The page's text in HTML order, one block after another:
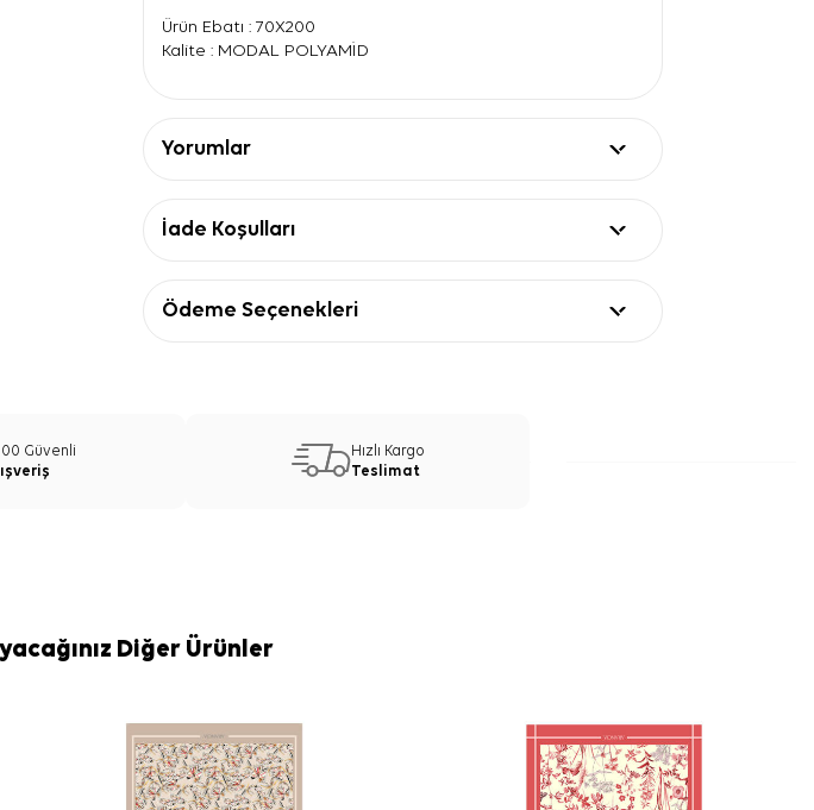
Ürün Ebatı : 70X200
Kalite : MODAL POLYAMİD
Yorumlar
İade Koşulları
Ödeme Seçenekleri
Güvenli
Hızlı Kargo
Teslimat
Diğer Ürünler